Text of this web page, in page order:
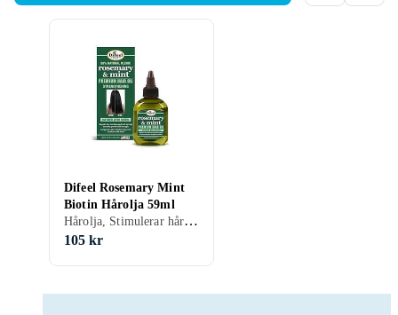
Difeel Rosemary Mint
Biotin Hårolja 59ml
Hårolja, Stimulerar hårväxten
105 kr